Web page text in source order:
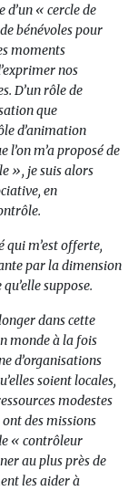
d’un « cercle de
bénévoles pour
moments
nos
D’un rôle de
que
d’animation
l’on m’a proposé de
», je suis alors
en
qui m’est offerte,
par la dimension
suppose.
dans cette
monde à la fois
d’organisations
soient locales,
modestes
des missions
« contrôleur
au plus près de
les aider à